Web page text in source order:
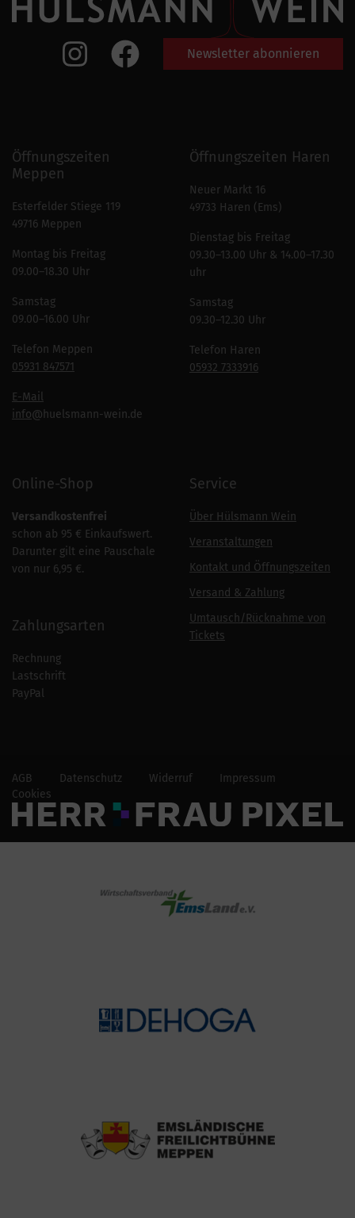
Newsletter abonnieren
Öffnungszeiten
Meppen
Esterfelder Stiege 119
49716 Meppen
Montag bis Freitag
09.00–18.30 Uhr
Samstag
09.00–16.00 Uhr
Telefon Meppen
05931 847571
E-Mail
info@huelsmann-wein.de
Öffnungszeiten Haren
Neuer Markt 16
49733 Haren (Ems)
Dienstag bis Freitag
09.30–13.00 Uhr & 14.00–17.30
uhr
Samstag
09.30–12.30 Uhr
Telefon Haren
05932 7333916
Online-Shop
Versandkostenfrei
schon ab 95 € Einkaufswert.
Darunter gilt eine Pauschale
von nur 6,95 €.
Zahlungsarten
Rechnung
Lastschrift
PayPal
Service
Über Hülsmann Wein
Veranstaltungen
Kontakt und Öffnungszeiten
Versand & Zahlung
Umtausch/Rücknahme von
Tickets
AGB Datenschutz Widerruf
Impressum
Cookies